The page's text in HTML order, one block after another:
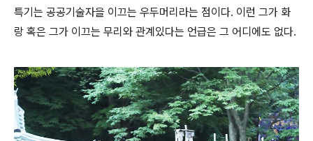
특기는 공공기술자을 이끄는 우두머리라는 점이다. 이런 그가 화
랑 혹은 그가 이끄는 무리와 관계있다는 언급은 그 어디에도 없다.